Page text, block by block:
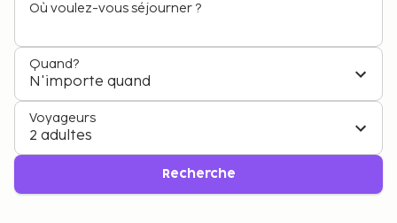
Où voulez-vous séjourner ?
Quand?
N'importe quand
Voyageurs
2 adultes
Recherche